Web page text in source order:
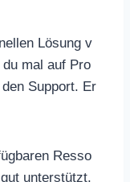
Lösung v
mal auf Pro
Support. Er
Resso
unterstützt.